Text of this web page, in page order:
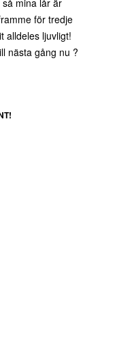
mina lår är
för tredje
alldeles ljuvligt!
nästa gång nu ?